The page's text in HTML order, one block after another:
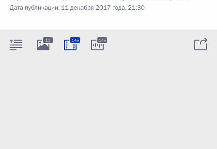
Дата публикации: 11 декабря 2017 года, 21:30
11 14м 14м